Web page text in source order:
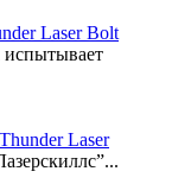
Laser Bolt
Laser